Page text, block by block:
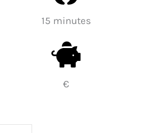
15 minutes
€